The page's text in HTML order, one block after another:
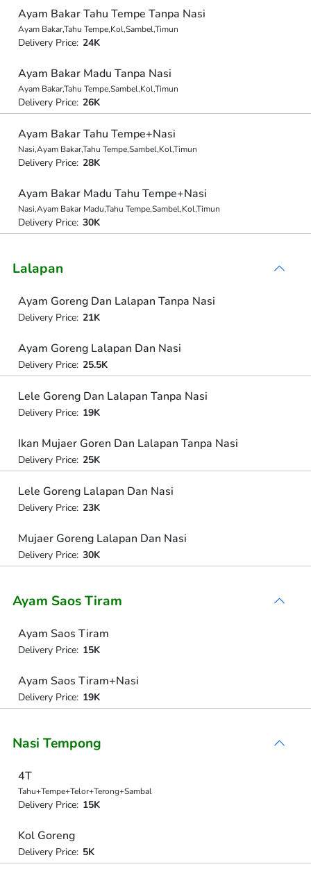
Ayam Bakar Tahu Tempe Tanpa Nasi
Ayam Bakar,Tahu Tempe,Kol,Sambel,Timun
Delivery Price: 24K
Ayam Bakar Madu Tanpa Nasi
Ayam Bakar,Tahu Tempe,Sambel,Kol,Timun
Delivery Price: 26K
Ayam Bakar Tahu Tempe+Nasi
Nasi,Ayam Bakar,Tahu Tempe,Sambel,Kol,Timun
Delivery Price: 28K
Ayam Bakar Madu Tahu Tempe+Nasi
Nasi,Ayam Bakar Madu,Tahu Tempe,Sambel,Kol,Timun
Delivery Price: 30K
Lalapan
Ayam Goreng Dan Lalapan Tanpa Nasi
Delivery Price: 21K
Ayam Goreng Lalapan Dan Nasi
Delivery Price: 25.5K
Lele Goreng Dan Lalapan Tanpa Nasi
Delivery Price: 19K
Ikan Mujaer Goren Dan Lalapan Tanpa Nasi
Delivery Price: 25K
Lele Goreng Lalapan Dan Nasi
Delivery Price: 23K
Mujaer Goreng Lalapan Dan Nasi
Delivery Price: 30K
Ayam Saos Tiram
Ayam Saos Tiram
Delivery Price: 15K
Ayam Saos Tiram+Nasi
Delivery Price: 19K
Nasi Tempong
4T
Tahu+Tempe+Telor+Terong+Sambal
Delivery Price: 15K
Kol Goreng
Delivery Price: 5K